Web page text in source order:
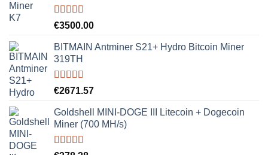
Rated5.00
€3500.00
BITMAIN Antminer S21+ Hydro Bitcoin Miner
319TH
Rated5.00
€2671.57
Goldshell MINI-DOGE III Litecoin + Dogecoin
Miner (700 MH/s)